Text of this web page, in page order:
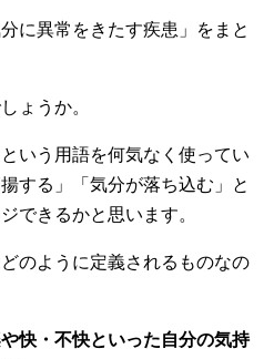
に異常をきたす疾患」をまと
ょうか。
いう用語を何気なく使ってい
する」「気分が落ち込む」と
できるかと思います。
のように定義されるものなの
快・不快といった自分の気持